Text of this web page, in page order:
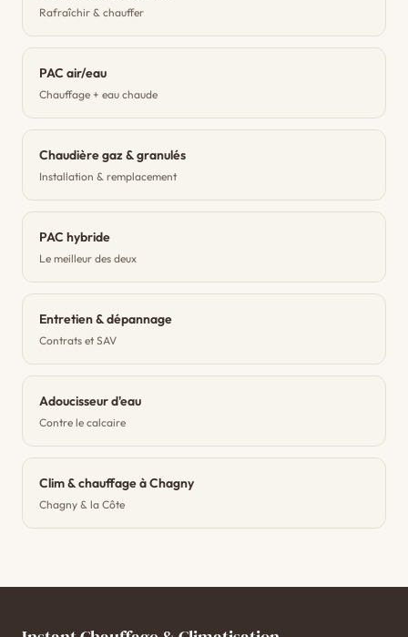
Rafraîchir & chauffer
PAC air/eau
Chauffage + eau chaude
Chaudière gaz & granulés
Installation & remplacement
PAC hybride
Le meilleur des deux
Entretien & dépannage
Contrats et SAV
Adoucisseur d'eau
Contre le calcaire
Clim & chauffage à Chagny
Chagny & la Côte